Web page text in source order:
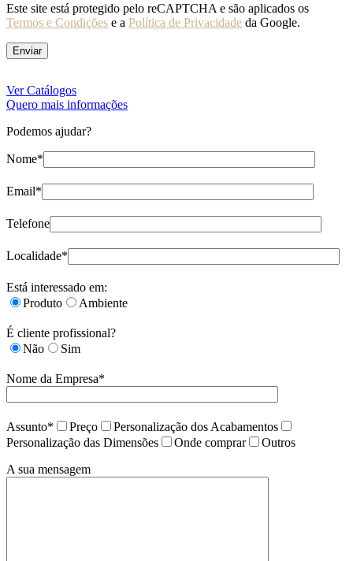
Este site está protegido pelo reCAPTCHA e são aplicados os
Termos e Condições e a Política de Privacidade da Google.
Ver Catálogos
Quero mais informações
Podemos ajudar?
Nome*
Email*
Telefone
Localidade*
Está interessado em:
Produto
Ambiente
É cliente profissional?
Não
Sim
Nome da Empresa*
Assunto* Preço
Personalização dos Acabamentos
Personalização das Dimensões
Onde comprar
Outros
A sua mensagem